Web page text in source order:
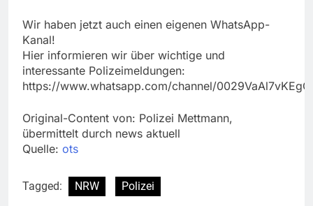
Wir haben jetzt auch einen eigenen WhatsApp-
Kanal!
Hier informieren wir über wichtige und
interessante Polizeimeldungen:
https://www.whatsapp.com/channel/
Original-Content von: Polizei Mettmann,
übermittelt durch news aktuell
Quelle: ots
Tagged: NRW Polizei